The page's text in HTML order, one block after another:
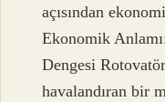
açısından
Ekonomik
Dengesi
havalandıran bir